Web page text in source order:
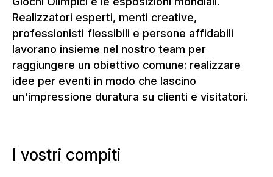
Realizzatori esperti, menti creative,
professionisti flessibili e persone affidabili
lavorano insieme nel nostro team per
raggiungere un obiettivo comune: realizzare
idee per eventi in modo che lascino
un'impressione duratura su clienti e visitatori.
I vostri compiti